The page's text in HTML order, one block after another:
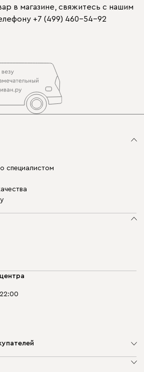
в магазине, свяжитесь с нашим
+7 (499) 460-54-92
специалистом